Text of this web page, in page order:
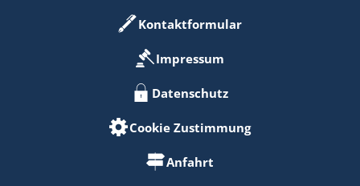
Kontaktformular
Impressum
Datenschutz
Cookie Zustimmung
Anfahrt